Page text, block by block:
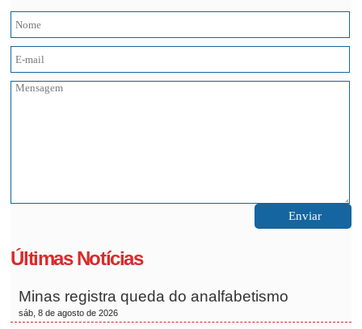
Últimas Notícias
Minas registra queda do analfabetismo
sáb, 8 de agosto de 2026